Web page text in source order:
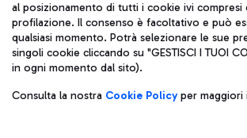
Codice fiscale e Registro delle Imprese di Roma
IVA 06572251004
Capitale sociale 62.224.743,00 int. vers.
Sede legale: Via Pier Paolo Racchetti 1 -
telefono +39 06 65951
Privacy policy
Note legali
al posizionamento di tutti i cookie ivi compresi
profilazione. Il consenso è facoltativo e può
qualsiasi momento. Potrà selezionare le sue
singoli cookie cliccando su "GESTISCI I TUOI
in ogni momento dal sito).
Consulta la nostra Cookie Policyper maggiori